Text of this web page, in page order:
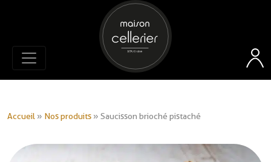
Accueil » Nos produits » Saucisson brioché pistaché